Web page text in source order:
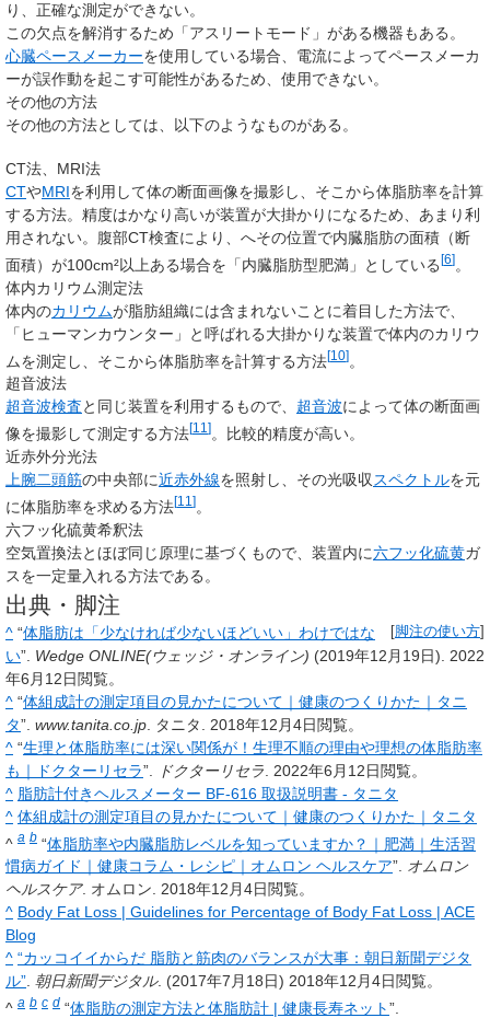
り、正確な測定ができない。
この欠点を解消するため「アスリートモード」がある機器もある。
心臓ペースメーカーを使用している場合、電流によってペースメーカ
ーが誤作動を起こす可能性があるため、使用できない。
その他の方法
その他の方法としては、以下のようなものがある。
CT法、MRI法
CTやMRIを利用して体の断面画像を撮影し、そこから体脂肪率を計算
する方法。精度はかなり高いが装置が大掛かりになるため、あまり利
用されない。腹部CT検査により、へその位置で内臓脂肪の面積（断
面積）が100cm²以上ある場合を「内臓脂肪型肥満」としている[6]。
体内カリウム測定法
体内のカリウムが脂肪組織には含まれないことに着目した方法で、
「ヒューマンカウンター」と呼ばれる大掛かりな装置で体内のカリウ
ムを測定し、そこから体脂肪率を計算する方法[10]
超音波法
超音波検査と同じ装置を利用するもので、 超音波によって体の断面画
像を撮影して測定する方法[11 ] 。比較的精度が高い。
近赤外分光法
上腕二頭筋の中央部に近赤外線を照射し、その光吸収 スペクトルを元
に体脂肪率を求める方法[11 ]。
六フッ化硫黄希釈法
空気置換法とほぼ同じ原理に基づくもので、装置内に六フッ化硫黄ガ
スを一定量入れる方法である。
出典・脚注
[脚注の使い方]
^ “体脂肪は「少なければ少ないほどいい」わけではな
い”. Wedge ONLINE(ウェッジ・オンライン) (2019年12月19日). 2022
年6月12日閲覧。
^ “体組成計の測定項目の見かたについて｜健康のつくりかた｜タニ
タ”. www.tanita.co.jp . タニタ. 2018年12月4日閲覧。
^ “生理と体脂肪率には深い関係が！生理不順の理由や理想の体脂肪率
も｜ドクターリセラ”. ドクターリセラ 2022年6月12日閲覧。
^ 脂肪計付きヘルスメーター BF-616 取扱説明書 - タニタ
^ 体組成計の測定項目の見かたについて｜健康のつくりかた｜タニタ
^ a b “体脂肪率や内臓脂肪レベルを知っていますか？｜肥満｜生活習
慣病ガイド｜健康コラム・レシピ｜オムロン ヘルスケア”.
オムロン
ヘルスケア. オムロン. 2018年12月4日閲覧。
^ Body Fat Loss | Guidelines for Percentage of Body Fat Loss | ACE
Blog
^ “カッコイイからだ 脂肪と筋肉のバランスが大事：朝日新聞デジタ
ル” 朝日新聞デジタル. (2017年7月18日) 2018年12月4日閲覧。
^ a b c d “体脂肪の測定方法と体脂肪計 | 健康長寿ネット”.